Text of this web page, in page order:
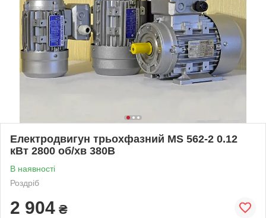
Електродвигун трьохфазний MS 562-2 0.12
кВт 2800 об/хв 380В
В наявності
Роздріб
2 904 ₴